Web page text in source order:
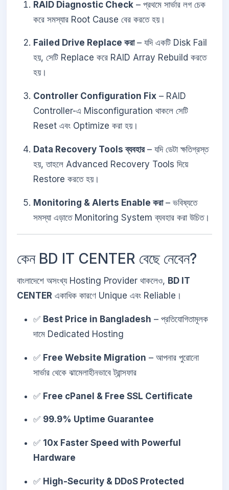
RAID Diagnostic Check – প্রথমে সার্ভার লগ চেক
করে সমস্যার Root Cause বের করতে হয়।
Failed Drive Replace করা– যদি একটি Disk Fail
হয়, সেটি Replace করে RAID Array Rebuild করতে
হয়।
Controller Configuration Fix – RAID
Controller-এ Misconfiguration থাকলে সেটি
Reset এবং Optimize করা হয়।
Data Recovery Tools ব্যবহার– যদি ডেটা ক্ষতিগ্রস্ত
হয়, তাহলে Advanced Recovery Tools দিয়ে
Restore করতে হয়।
Monitoring & Alerts Enable করা– ভবিষ্যতে
সমস্যা এড়াতে Monitoring System ব্যবহার করা উচিত।
কেন BD IT CENTER বেছে নেবেন?
বাংলাদেশে অসংখ্য Hosting Provider থাকলেও, BD IT
CENTER একাধিক কারণে Unique এবং Reliable।
✅ Best Price in Bangladesh – প্রতিযোগিতামূলক
দামে Dedicated Hosting
✅ Free Website Migration – আপনার পুরোনো
সার্ভার থেকে ঝামেলাহীনভাবে ট্রান্সফার
✅ Free cPanel & Free SSL Certificate
✅ 99.9% Uptime Guarantee
✅ 10x Faster Speed with Powerful
Hardware
✅ High-Security & DDoS Protected